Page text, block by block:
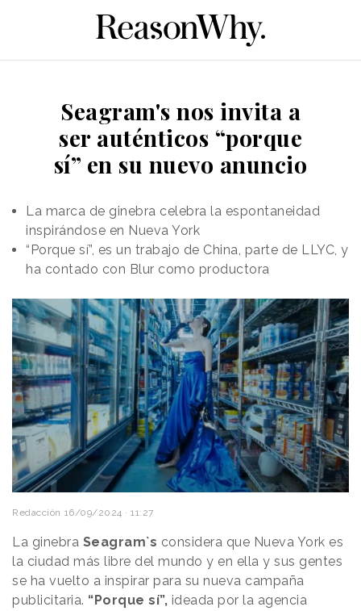
Seagram's nos invita a
ser auténticos “porque
sí” en su nuevo anuncio
La marca de ginebra celebra la espontaneidad
inspirándose en Nueva York
“Porque sí”, es un trabajo de China, parte de LLYC, y
ha contado con Blur como productora
Redacción 16/09/2024 · 11:27
La ginebra Seagram`s considera que Nueva York es
la ciudad más libre del mundo y en ella y sus gentes
se ha vuelto a inspirar para su nueva campaña
publicitaria. “Porque sí”, ideada por la agencia